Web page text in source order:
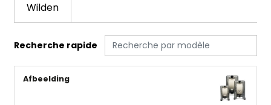
Wilden
Recherche rapide
Marque
Fiche
technique